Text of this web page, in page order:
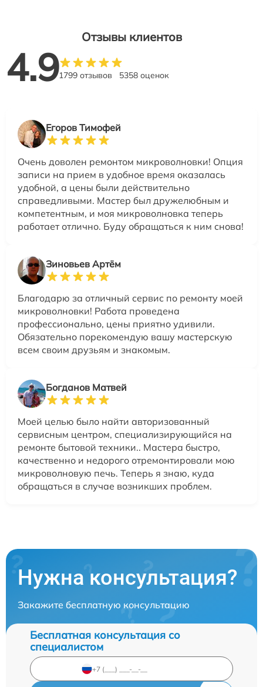
Отзывы клиентов
4.91799 отзывов 5358 оценок
Егоров Тимофей
Очень доволен ремонтом микроволновки! Опция
записи на прием в удобное время оказалась
удобной, а цены были действительно
справедливыми. Мастер был дружелюбным и
компетентным, и моя микроволновка теперь
работает отлично. Буду обращаться к ним снова!
Зиновьев Артём
Благодарю за отличный сервис по ремонту моей
микроволновки! Работа проведена
профессионально, цены приятно удивили.
Обязательно порекомендую вашу мастерскую
всем своим друзьям и знакомым.
Богданов Матвей
Моей целью было найти авторизованный
сервисным центром, специализирующийся на
ремонте бытовой техники.. Мастера быстро,
качественно и недорого отремонтировали мою
микроволновую печь. Теперь я знаю, куда
обращаться в случае возникших проблем.
Нужна консультация?
Закажите бесплатную консультацию
Бесплатная консультация со
специалистом